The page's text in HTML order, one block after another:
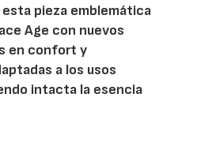
pieza emblemática
Age con nuevos
en confort y
a los usos
intacta la esencia